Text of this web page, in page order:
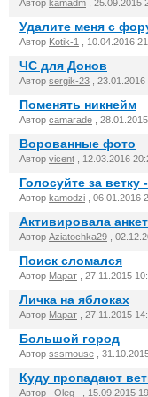
Автор kamadm , 25.09.2015
Удалите меня с
Автор Kotik-1 , 10.04.2016
ЧС для Донов
Автор sergik-23 ,
Поменять никнейм
Автор camarade ,
Ворованные фото
Автор vicent , 12.03.2016
Голосуйте за
Автор kamodzi , 06.01.2016
Активировала
Автор Aziatochka29 ,
Поиск сломался
Автор Марат , 27.11.2015
Личка на яблоках
Автор Марат , 27.11.2015
Большой город
Автор sssmouse ,
Куду пропадают
Автор _Oleg_ , 15.09.2015